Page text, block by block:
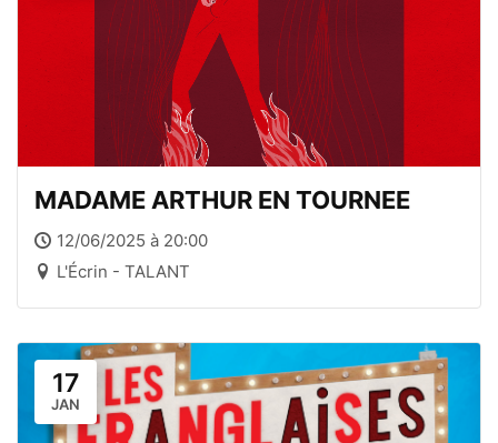
MADAME ARTHUR EN TOURNEE
12/06/2025 à 20:00
L'Écrin - TALANT
17
JAN